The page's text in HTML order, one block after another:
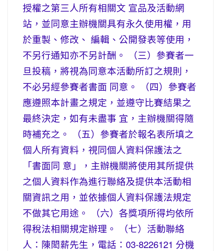
授權之第三人所有相關文 宣品及活動網
站，並同意主辦機關具有永久使用權，用
於重製、修改、 編輯、公開發表等使用，
不另行通知亦不另計酬。 （三）參賽者一
旦投稿，將視為同意本活動所訂之規則，
不必另經參賽者書面 同意。 （四）參賽者
應遵照本計畫之規定，並遵守比賽結果之
最終決定，如有未盡事 宜，主辦機關得隨
時補充之。 （五）參賽者於報名表所填之
個人所有資料，視同個人資料保護法之
「書面同 意」，主辦機關將使用其所提供
之個人資料作為進行聯絡及提供本活動相
關資訊之用，並依據個人資料保護法規定
不做其它用途。 （六）各獎項所得均依所
得稅法相關規定辦理。 （七）活動聯絡
人：陳閎薪先生，電話：03-8226121 分機